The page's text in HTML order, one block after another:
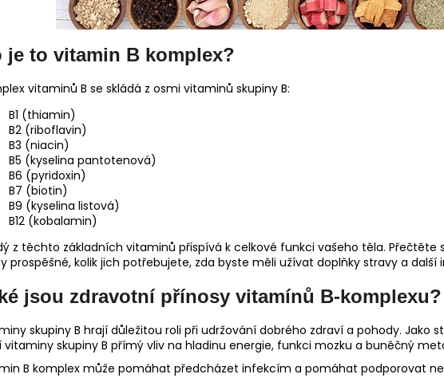
je to vitamin B komplex?
vitaminů B se skládá z osmi vitaminů skupiny B:
B1 (thiamin)
B2 (riboflavin)
B3 (niacin)
B5 (kyselina pantotenová)
B6 (pyridoxin)
B7 (biotin)
B9 (kyselina listová)
B12 (kobalamin)
z těchto základních vitaminů přispívá k celkové funkci vašeho těla. Přečtěte
prospěšné, kolik jich potřebujete, zda byste měli užívat doplňky stravy a další
jsou zdravotní přínosy vitamínů B-komplexu?
skupiny B hrají důležitou roli při udržování dobrého zdraví a pohody. Jako
vitaminy skupiny B přímý vliv na hladinu energie, funkci mozku a buněčný
B komplex může pomáhat předcházet infekcím a pomáhat podporovat